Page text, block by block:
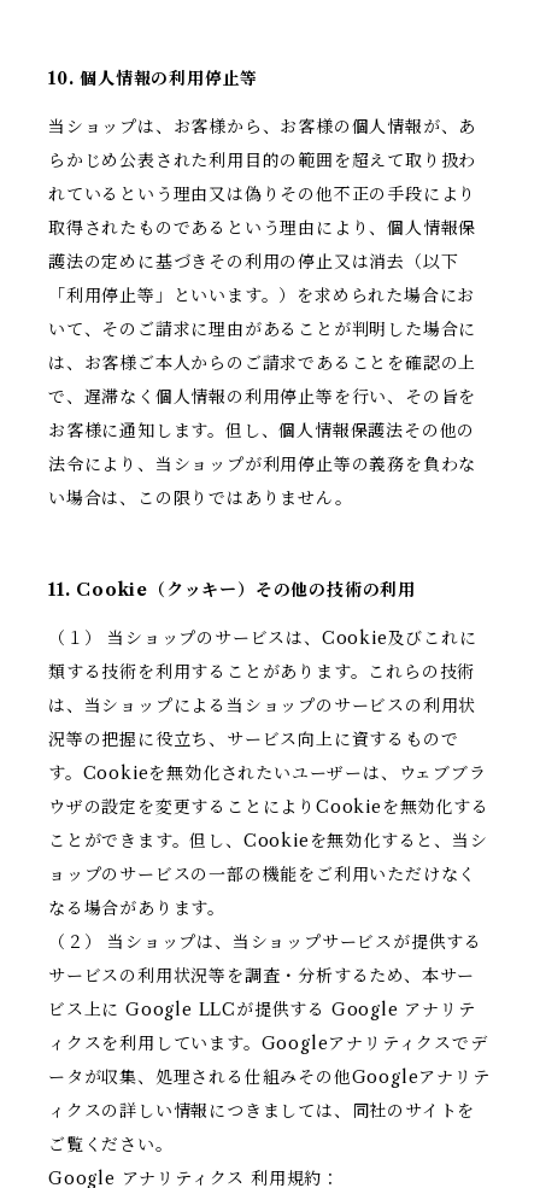
10. 個人情報の利用停止等
当ショップは、お客様から、お客様の個人情報が、あ
らかじめ公表された利用目的の範囲を超えて取り扱わ
れているという理由又は偽りその他不正の手段により
取得されたものであるという理由により、個人情報保
護法の定めに基づきその利用の停止又は消去（以下
「利用停止等」といいます。）を求められた場合にお
いて、そのご請求に理由があることが判明した場合に
は、お客様ご本人からのご請求であることを確認の上
で、遅滞なく個人情報の利用停止等を行い、その旨を
お客様に通知します。但し、個人情報保護法その他の
法令により、当ショップが利用停止等の義務を負わな
い場合は、この限りではありません。
11. Cookie（クッキー）その他の技術の利用
（１） 当ショップのサービスは、Cookie及びこれに
類する技術を利用することがあります。これらの技術
は、当ショップによる当ショップのサービスの利用状
況等の把握に役立ち、サービス向上に資するもので
す。Cookieを無効化されたいユーザーは、ウェブブラ
ウザの設定を変更することによりCookieを無効化する
ことができます。但し、Cookieを無効化すると、当シ
ョップのサービスの一部の機能をご利用いただけなく
なる場合があります。
（２） 当ショップは、当ショップサービスが提供する
サービスの利用状況等を調査・分析するため、本サー
ビス上に Google LLCが提供する Google アナリテ
ィクスを利用しています。Googleアナリティクスでデ
ータが収集、処理される仕組みその他Googleアナリテ
ィクスの詳しい情報につきましては、同社のサイトを
ご覧ください。
Google アナリティクス 利用規約：